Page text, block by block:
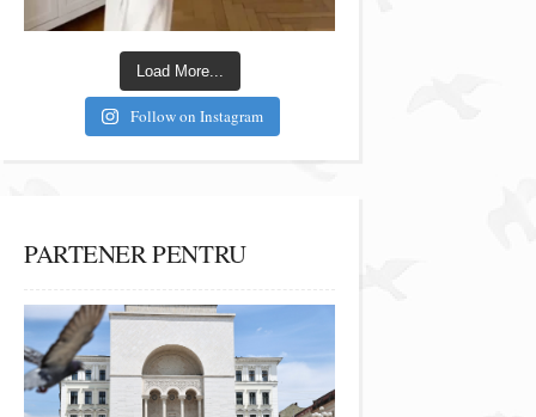
Load More...
Follow on Instagram
PARTENER PENTRU